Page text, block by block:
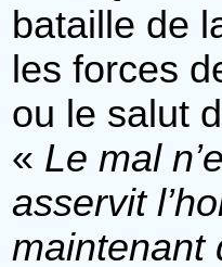
bataille de
les forces
ou le salut
« Le mal
asservit
maintenant